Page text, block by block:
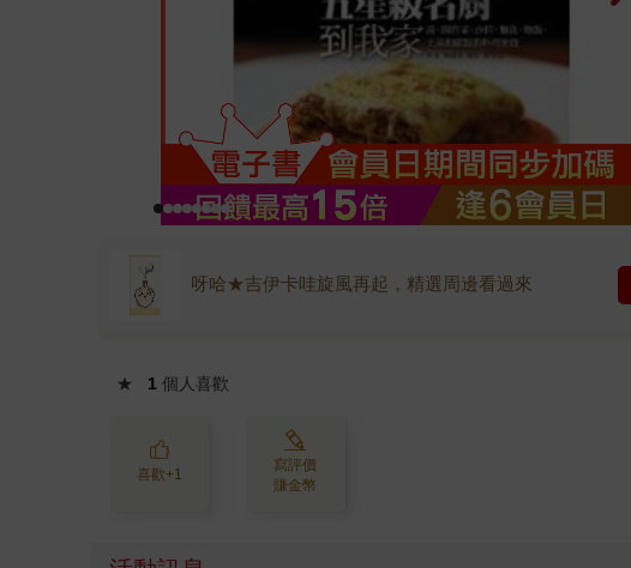
呀哈★吉伊卡哇旋風再起，精選周邊看過來
★ 1 個人喜歡
喜歡+1
寫評價
賺金幣